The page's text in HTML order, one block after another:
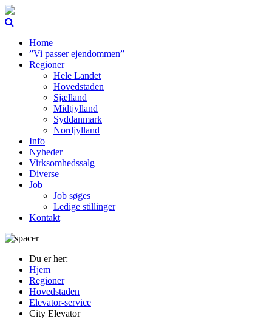
Home
”Vi passer ejendommen”
Regioner
Hele Landet
Hovedstaden
Sjælland
Midtjylland
Syddanmark
Nordjylland
Info
Nyheder
Virksomhedssalg
Diverse
Job
Job søges
Ledige stillinger
Kontakt
Du er her:
Hjem
Regioner
Hovedstaden
Elevator-service
City Elevator